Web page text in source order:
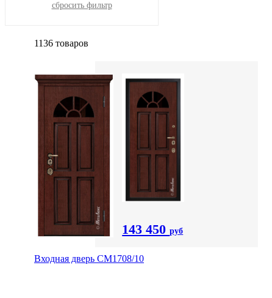
сбросить фильтр
1136 товаров
143 450руб
Входная дверь CМ1708/10